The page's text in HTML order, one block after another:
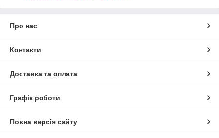
Про нас
Контакти
Доставка та оплата
Графік роботи
Повна версія сайту